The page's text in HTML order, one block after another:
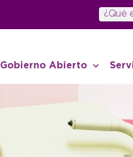
Gobierno Abierto